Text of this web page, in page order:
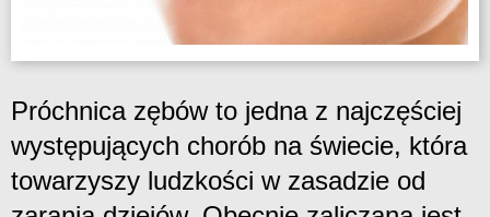
Próchnica zębów to jedna z najczęściej
występujących chorób na świecie, która
towarzyszy ludzkości w zasadzie od